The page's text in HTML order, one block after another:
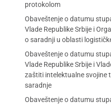
protokolom
Obaveštenje o datumu
Vlade Republike Srbije i
o saradnji u oblasti
Obaveštenje o datumu
Vlade Republike Srbije i
zaštiti intelektualne svojine
saradnje
Obaveštenje o datumu